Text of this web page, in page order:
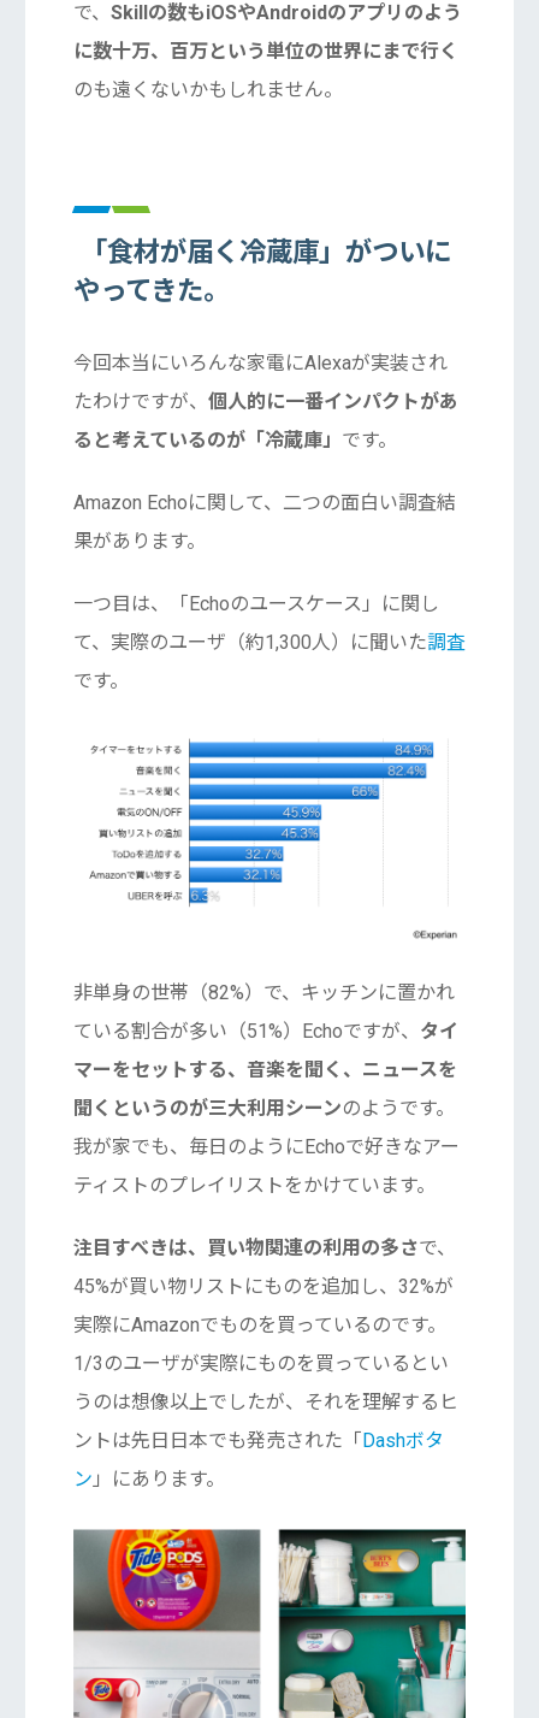
で、 Skillの数もiOSやAndroidのアプリのよう
に数十万、百万という単位の世界にまで行く
のも遠くないかもしれません。
「食材が届く冷蔵庫」がついに
やってきた。
今回本当にいろんな家電にAlexaが実装され
たわけですが、 個人的に一番インパクトがあ
ると考えているのが「冷蔵庫」 です。
Amazon Echoに関して、二つの面白い調査結
果があります。
一つ目は、「Echoのユースケース」に関し
て、実際のユーザ（約1,300人）に聞いた調査
です。
非単身の世帯（82%）で、キッチンに置かれ
ている割合が多い（51%）Echoですが、 タイ
マーをセットする、音楽を聞く、ニュースを
聞くというのが三大利用シーンのようです。
我が家でも、毎日のようにEchoで好きなアー
ティストのプレイリストをかけています。
注目すべきは、買い物関連の利用の多さで、
45%が買い物リストにものを追加し、32%が
実際にAmazonでものを買っているのです。
1/3のユーザが実際にものを買っているとい
うのは想像以上でしたが、それを理解するヒ
ントは先日日本でも発売された「Dashボタ
ン 」にあります。